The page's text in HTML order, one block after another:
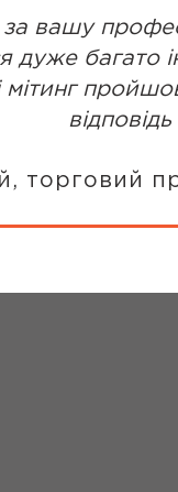
за вашу
дуже багато
мітинг
відповідь
торговий